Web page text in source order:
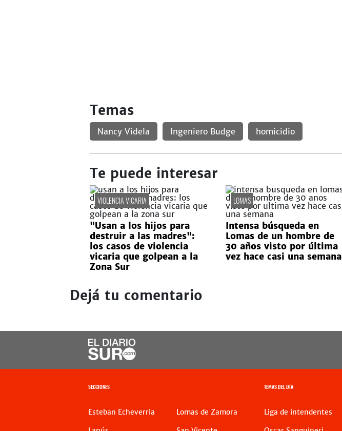
Temas
Nancy Videla Ingeniero Budge homicidio
Te puede interesar
VIOLENCIA VICARIA
"Usan a los hijos para
destruir a las madres":
los casos de violencia
vicaria que golpean a la
Zona Sur
LOMAS
Intensa búsqueda en
Lomas de un hombre de
30 años visto por última
vez hace casi una semana
Dejá tu comentario
SECCIONES
Esteban Echeverria
Lomas de Zamora
TEMAS DEL DÍA
Liga de intendentes